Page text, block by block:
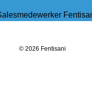
© 2026 Fentisani